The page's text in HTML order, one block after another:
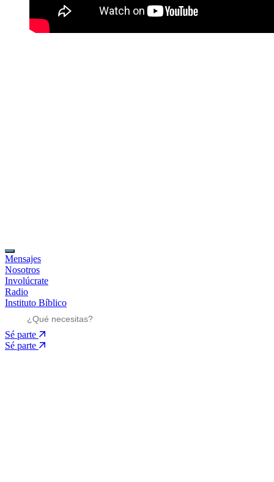
Mensajes
Nosotros
Involúcrate
Radio
Instituto Bíblico
Sé parte
Sé parte